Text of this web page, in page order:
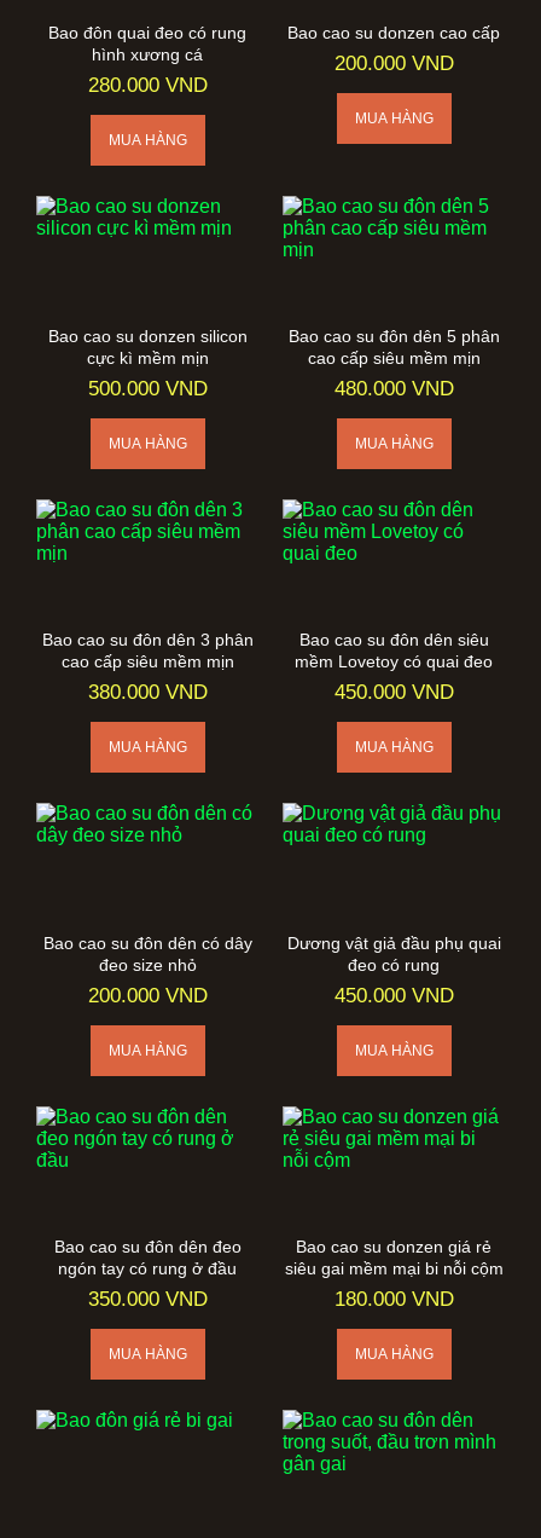
Bao đôn quai đeo có rung
hình xương cá
280.000 VND
Bao cao su donzen cao cấp
200.000 VND
Bao cao su donzen silicon
cực kì mềm mịn
500.000 VND
Bao cao su đôn dên 5 phân
cao cấp siêu mềm mịn
480.000 VND
Bao cao su đôn dên 3 phân
cao cấp siêu mềm mịn
380.000 VND
Bao cao su đôn dên siêu
mềm Lovetoy có quai đeo
450.000 VND
Bao cao su đôn dên có dây
đeo size nhỏ
200.000 VND
Dương vật giả đầu phụ quai
đeo có rung
450.000 VND
Bao cao su đôn dên đeo
ngón tay có rung ở đầu
350.000 VND
Bao cao su donzen giá rẻ
siêu gai mềm mại bi nỗi cộm
180.000 VND